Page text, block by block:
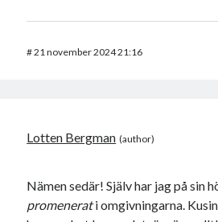
#21 november 2024 21:16
Lotten Bergman
Nämen sedär! Själv har jag på sin
promenerati omgivningarna.